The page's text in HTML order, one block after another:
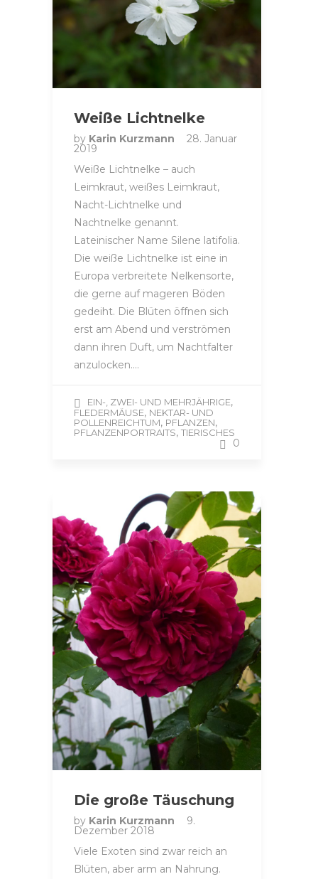
Weiße Lichtnelke
by Karin Kurzmann 28. Januar
2019
Weiße Lichtnelke – auch
Leimkraut, weißes Leimkraut,
Nacht-Lichtnelke und
Nachtnelke genannt.
Lateinischer Name Silene latifolia.
Die weiße Lichtnelke ist eine in
Europa verbreitete Nelkensorte,
die gerne auf mageren Böden
gedeiht. Die Blüten öffnen sich
erst am Abend und verströmen
dann ihren Duft, um Nachtfalter
anzulocken….
EIN-, ZWEI- UND MEHRJÄHRIGE,
FLEDERMÄUSE, NEKTAR- UND
POLLENREICHTUM, PFLANZEN,
PFLANZENPORTRAITS, TIERISCHES
0
Die große Täuschung
by Karin Kurzmann 9.
Dezember 2018
Viele Exoten sind zwar reich an
Blüten, aber arm an Nahrung.